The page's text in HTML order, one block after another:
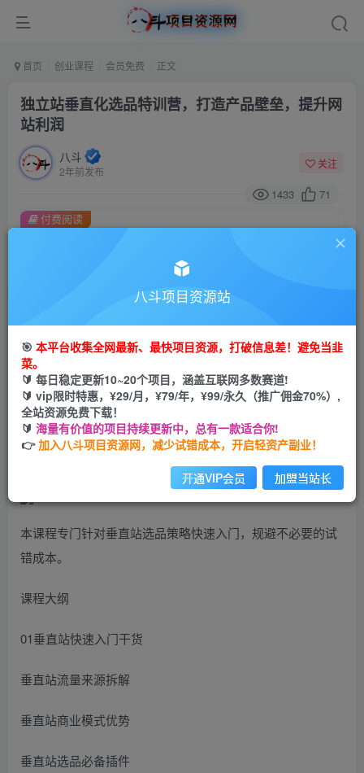
首页 创业课程 会员免费 正文
独立站垂直化选品特训营，打造产品壁垒，提升网
站利润
八斗
2年前发布
关注
1433 71
此内容为付费阅读，请付费后查看
金币9.9金币99
会员免费
您当前未登录！建议登陆后购买，可保存购买订单
付费阅读
独立站垂直化选品特训营，打造产品壁垒，提升网站利润
本课程专门针对垂直站选品策略快速入门，规避不必要的试
错成本。
课程大纲
01垂直站快速入门干货
垂直站流量来源拆解
垂直站商业模式优势
垂直站选品必备插件
八斗项目资源站
🎯 本平台收集全网最新、最快项目资源，打破信息差！避免当韭
菜。
🔰 每日稳定更新10~20个项目，涵盖互联网多数赛道!
🔰 vip限时特惠，¥29/月，¥79/年，¥99/永久（推广佣金70%）,
全站资源免费下载！
🔰 海量有价值的项目持续更新中，总有一款适合你!
👉加入八斗项目资源网，减少试错成本，开启轻资产副业！
开通VIP会员 加盟当站长